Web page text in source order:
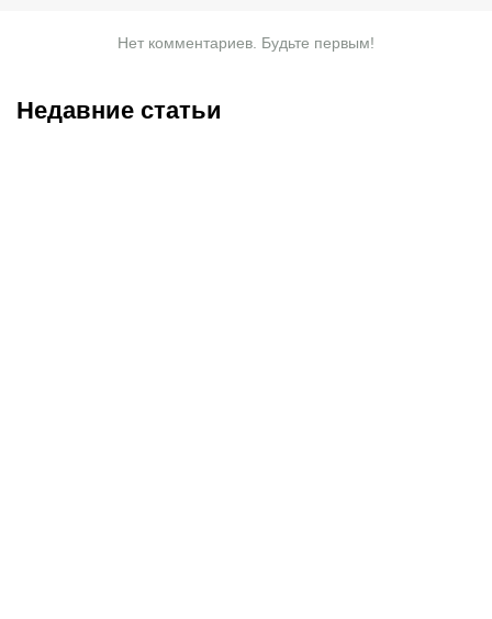
Нет комментариев. Будьте первым!
Недавние статьи